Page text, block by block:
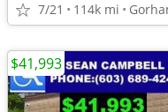
7/21 114k mi
$41,993